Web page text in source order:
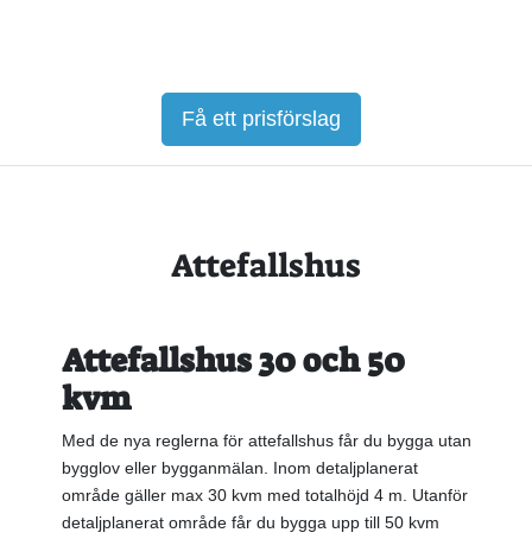
Få ett prisförslag
Attefallshus
Attefallshus 30 och 50
kvm
Med de nya reglerna för attefallshus får du bygga utan
bygglov eller bygganmälan. Inom detaljplanerat
område gäller max 30 kvm med totalhöjd 4 m. Utanför
detaljplanerat område får du bygga upp till 50 kvm